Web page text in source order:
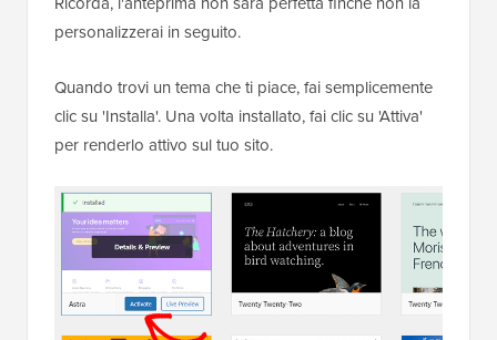
personalizzerai in seguito.
Quando trovi un tema che ti piace, fai semplicemente
clic su 'Installa'. Una volta installato, fai clic su 'Attiva'
per renderlo attivo sul tuo sito.